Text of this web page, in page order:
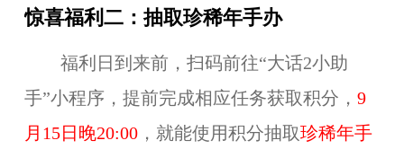
惊喜福利二：抽取珍稀年手办
福利日到来前，扫码前往“大话2小助
手”小程序，提前完成相应任务获取积分， 9
月15日晚20:00，就能使用积分抽取珍稀年手